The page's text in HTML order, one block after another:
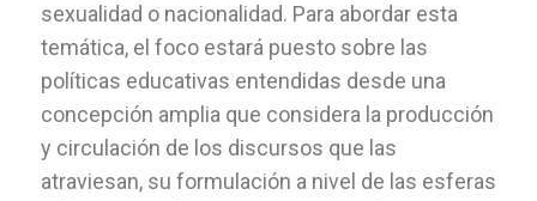
sexualidad o nacionalidad. Para abordar esta
temática, el foco estará puesto sobre las
políticas educativas entendidas desde una
concepción amplia que considera la producción
y circulación de los discursos que las
atraviesan, su formulación a nivel de las esferas